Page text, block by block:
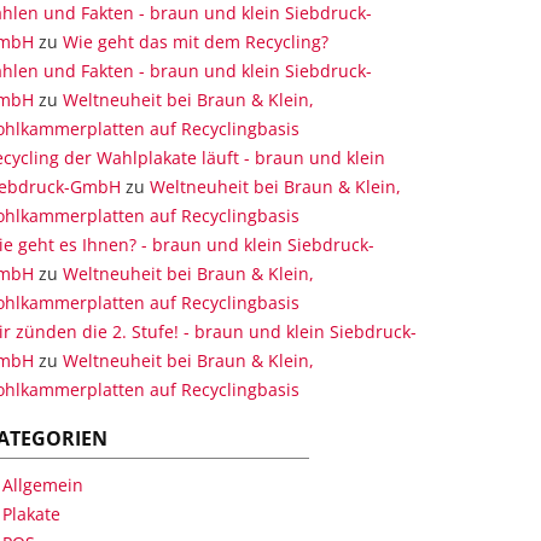
und Fakten - braun und klein Siebdruck-
zu Wie geht das mit dem Recycling?
und Fakten - braun und klein Siebdruck-
zu Weltneuheit bei Braun & Klein,
auf Recyclingbasis
der Wahlplakate läuft - braun und klein
GmbH zu Weltneuheit bei Braun & Klein,
auf Recyclingbasis
geht es Ihnen? - braun und klein Siebdruck-
zu Weltneuheit bei Braun & Klein,
auf Recyclingbasis
zünden die 2. Stufe! - braun und klein Siebdruck-
zu Weltneuheit bei Braun & Klein,
auf Recyclingbasis
Allgemein
Plakate